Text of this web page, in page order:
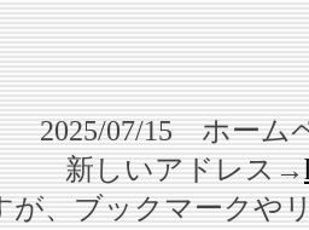
2025/07/15 ホーム
新しいアドレス→
が、ブックマークや